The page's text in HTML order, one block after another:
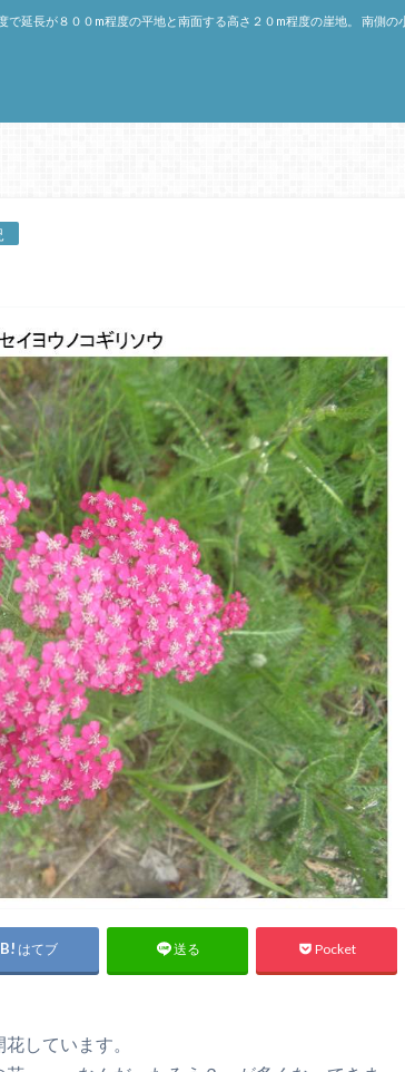
延長が８００m程度の平地と南面する高さ２０m程度の崖地。 南側
はてブ 送る Pocket
しています。